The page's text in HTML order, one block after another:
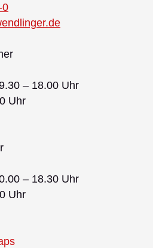
0
– 18.00 Uhr
Uhr
– 18.30 Uhr
Uhr